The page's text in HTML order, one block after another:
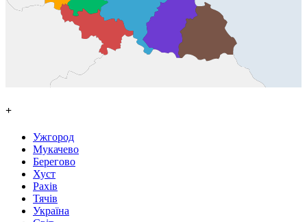
+
Ужгород
Мукачево
Берегово
Хуст
Рахів
Тячів
Україна